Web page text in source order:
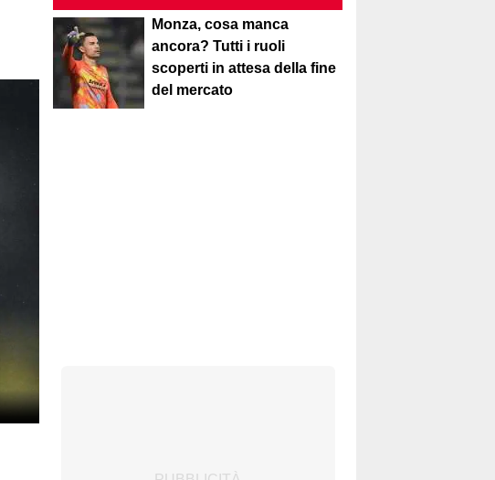
Monza, cosa manca
ancora? Tutti i ruoli
scoperti in attesa della fine
del mercato